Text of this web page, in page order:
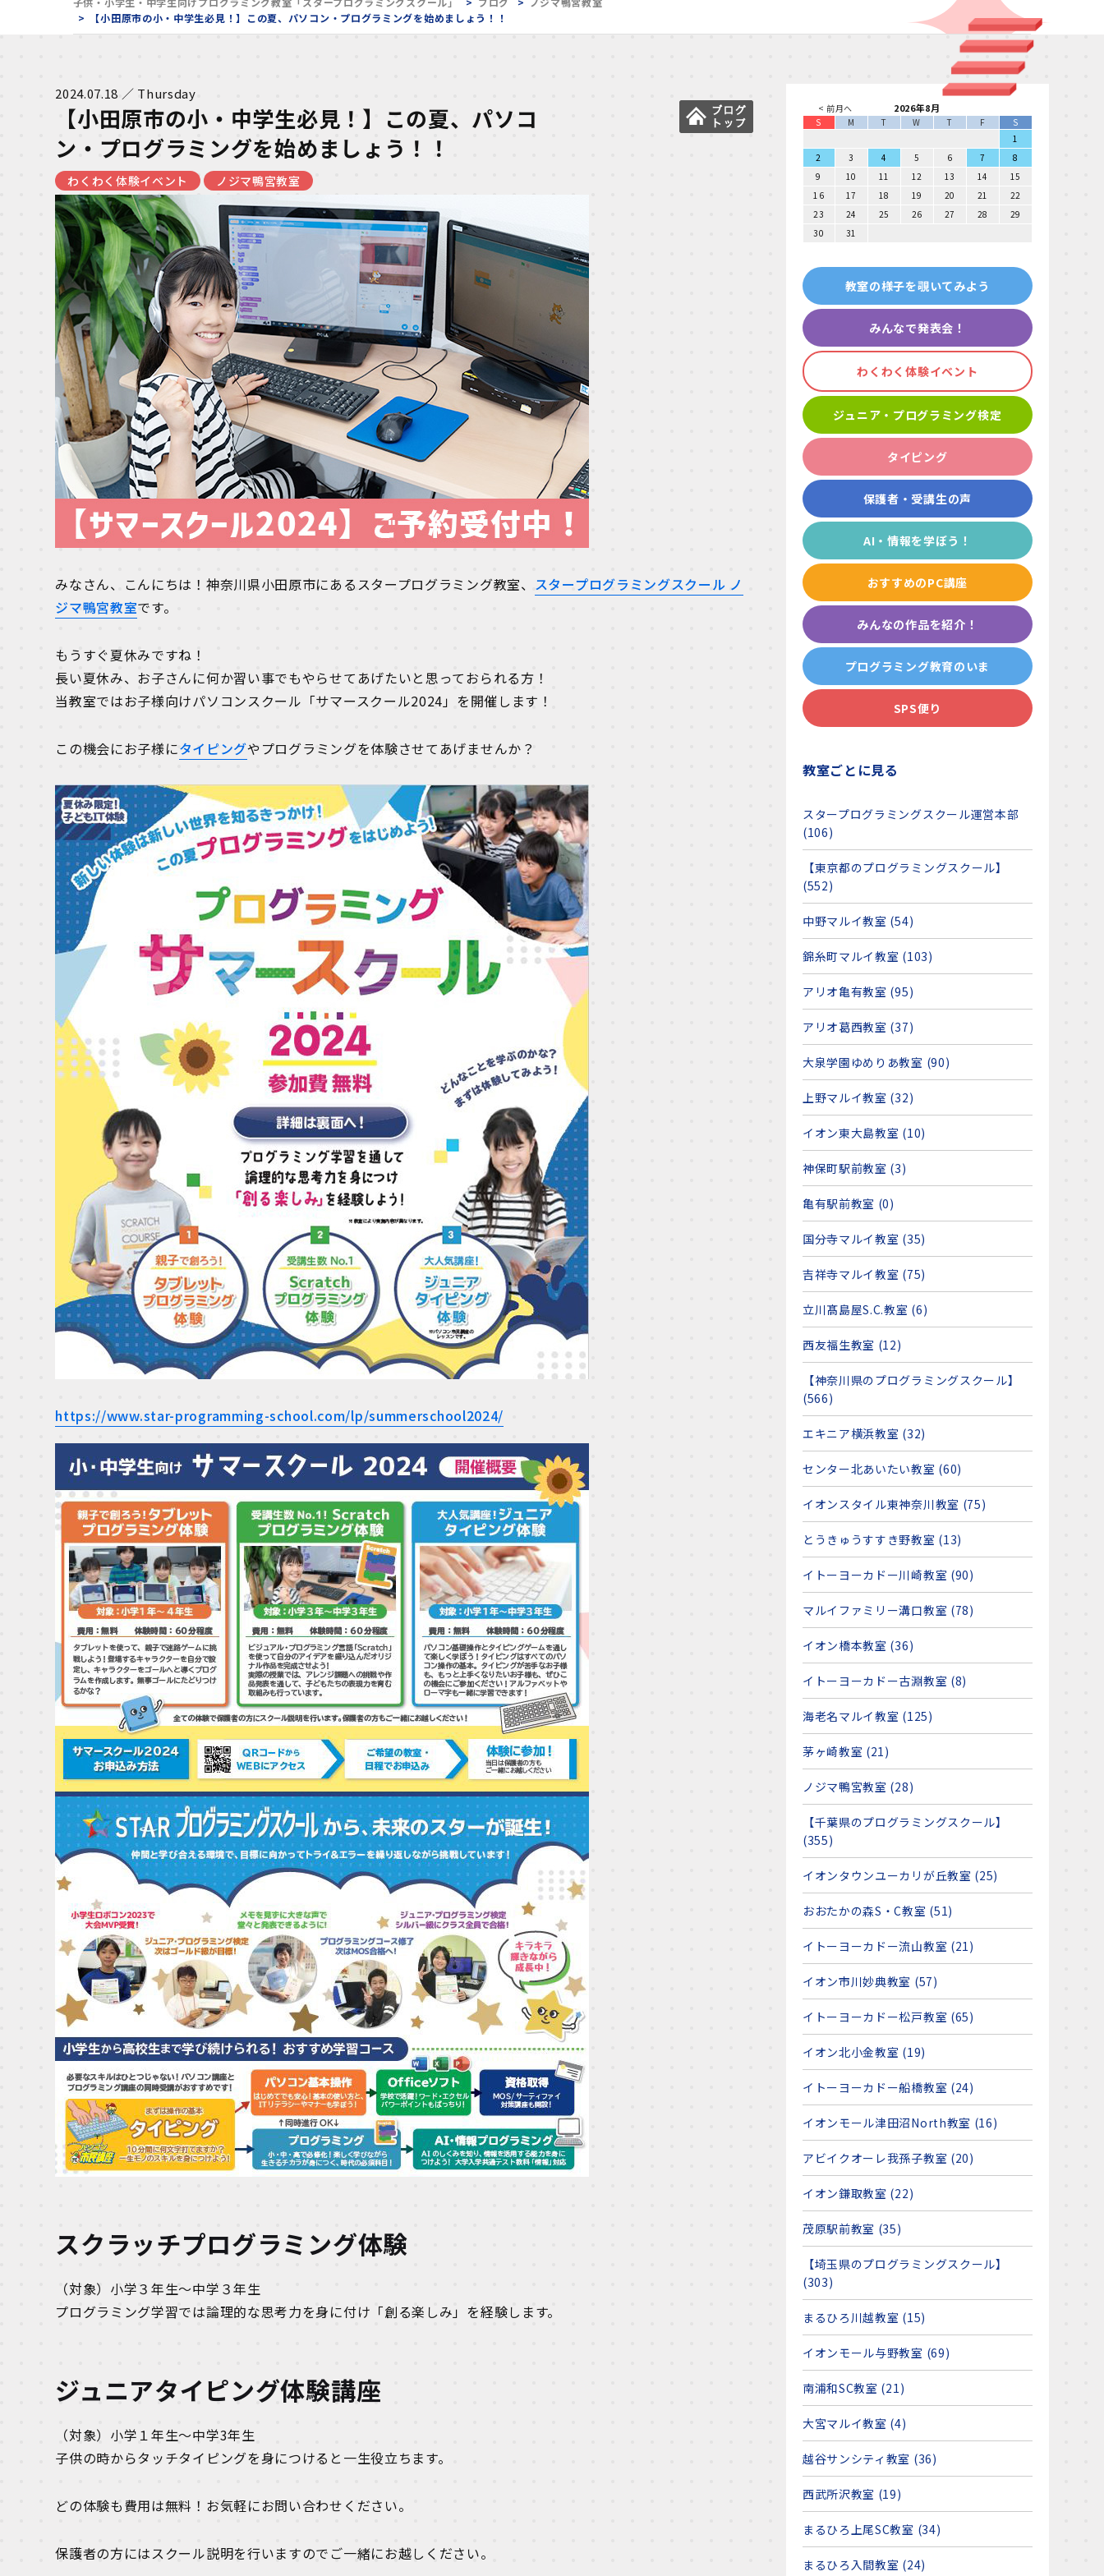
【小田原市の小・中学生必見！】この夏、パソコン・プログラミングを始めましょう！！
2024.07.18 ／ Thursday
【小田原市の小・中学生必見！】この夏、パソコ
ン・プログラミングを始めましょう！！
わくわく体験イベント ノジマ鴨宮教室
みなさん、こんにちは！神奈川県小田原市にあるスタープログラミング教室、 スタープログラミングスクール ノ
ジマ鴨宮教室です。
もうすぐ夏休みですね！
長い夏休み、お子さんに何か習い事でもやらせてあげたいと思っておられる方！
当教室ではお子様向けパソコンスクール「サマースクール2024」を開催します！
この機会にお子様にタイピングやプログラミングを体験させてあげませんか？
https://www.star-programming-school.com/lp/summerschool2024/
スクラッチプログラミング体験
（対象）小学３年生～中学３年生
プログラミング学習では論理的な思考力を身に付け「創る楽しみ」を経験します。
ジュニアタイピング体験講座
（対象）小学１年生～中学3年生
子供の時からタッチタイピングを身につけると一生役立ちます。
どの体験も費用は無料！お気軽にお問い合わせください。
保護者の方にはスクール説明を行いますのでご一緒にお越しください。
< 前月へ 2026年8月
S M T W T F
S
1
2
3 4 5 6 7
8
9
10 11 12 13 14
15
16
17 18 19 20 21
22
23
24 25 26 27 28
29
30
31
教室の様子を覗いてみよう
みんなで発表会！
わくわく体験イベント
ジュニア・プログラミング検定
タイピング
保護者・受講生の声
AI・情報を学ぼう！
おすすめのPC講座
みんなの作品を紹介！
プログラミング教育のいま
SPS便り
教室ごとに見る
スタープログラミングスクール運営本部
(106)
【東京都のプログラミングスクール】
(552)
中野マルイ教室 (54)
錦糸町マルイ教室 (103)
アリオ亀有教室 (95)
アリオ葛西教室 (37)
大泉学園ゆめりあ教室 (90)
上野マルイ教室 (32)
イオン東大島教室 (10)
神保町駅前教室 (3)
亀有駅前教室 (0)
国分寺マルイ教室 (35)
吉祥寺マルイ教室 (75)
立川髙島屋S.C.教室 (6)
西友福生教室 (12)
【神奈川県のプログラミングスクール】
(566)
エキニア横浜教室 (32)
センター北あいたい教室 (60)
イオンスタイル東神奈川教室 (75)
とうきゅうすすき野教室 (13)
イトーヨーカドー川崎教室 (90)
マルイファミリー溝口教室 (78)
イオン橋本教室 (36)
イトーヨーカドー古淵教室 (8)
海老名マルイ教室 (125)
茅ヶ崎教室 (21)
ノジマ鴨宮教室 (28)
【千葉県のプログラミングスクール】
(355)
イオンタウンユーカリが丘教室 (25)
おおたかの森S・C教室 (51)
イトーヨーカドー流山教室 (21)
イオン市川妙典教室 (57)
イトーヨーカドー松戸教室 (65)
イオン北小金教室 (19)
イトーヨーカドー船橋教室 (24)
イオンモール津田沼North教室 (16)
アビイクオーレ我孫子教室 (20)
イオン鎌取教室 (22)
茂原駅前教室 (35)
【埼玉県のプログラミングスクール】
(303)
まるひろ川越教室 (15)
イオンモール与野教室 (69)
南浦和SC教室 (21)
大宮マルイ教室 (4)
越谷サンシティ教室 (36)
西武所沢教室 (19)
まるひろ上尾SC教室 (34)
まるひろ入間教室 (24)